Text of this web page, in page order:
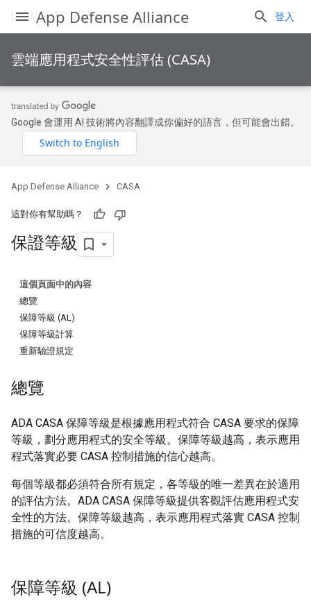
App Defense Alliance 登入
雲端應用程式安全性評估 (CASA)
Google 會運用 AI 技術將內容翻譯成你偏好的語言，但可能會出錯。
App Defense Alliance CASA
這對你有幫助嗎？
保證等級
這個頁面中的內容
總覽
保障等級 (AL)
保障等級計算
重新驗證規定
總覽
ADA CASA 保障等級是根據應用程式符合 CASA 要求的保障
等級，劃分應用程式的安全等級。保障等級越高，表示應用
程式落實必要 CASA 控制措施的信心越高。
每個等級都必須符合所有規定，各等級的唯一差異在於適用
的評估方法。ADA CASA 保障等級提供客觀評估應用程式安
全性的方法。保障等級越高，表示應用程式落實 CASA 控制
措施的可信度越高。
保障等級 (AL)